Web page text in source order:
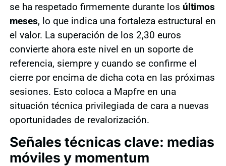
se ha respetado firmemente durante los últimos
meses, lo que indica una fortaleza estructural en
el valor. La superación de los 2,30 euros
convierte ahora este nivel en un soporte de
referencia, siempre y cuando se confirme el
cierre por encima de dicha cota en las próximas
sesiones. Esto coloca a Mapfre en una
situación técnica privilegiada de cara a nuevas
oportunidades de revalorización.
Señales técnicas clave: medias
móviles y momentum